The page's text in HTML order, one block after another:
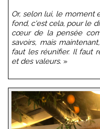
Or, selon lui, le moment
fond, c'est cela, pour le
cœur de la pensée
savoirs, mais
faut les réunifier. Il faut
et des valeurs. »